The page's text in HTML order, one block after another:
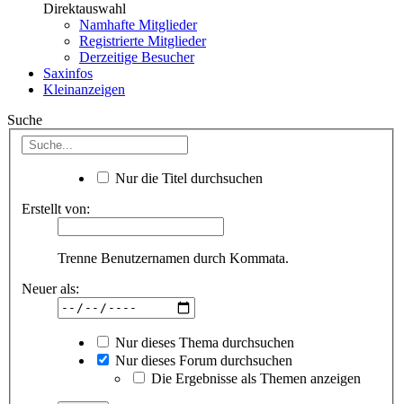
Direktauswahl
Namhafte Mitglieder
Registrierte Mitglieder
Derzeitige Besucher
Saxinfos
Kleinanzeigen
Suche
Nur die Titel durchsuchen
Erstellt von:
Trenne Benutzernamen durch Kommata.
Neuer als:
Nur dieses Thema durchsuchen
Nur dieses Forum durchsuchen
Die Ergebnisse als Themen anzeigen